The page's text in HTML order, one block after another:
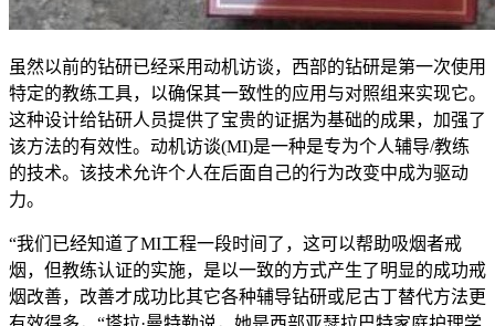
虽然以前的钻研已经采用动机访谈，西部的钻研是第一次使用
特定的教练工具，以确保其一致性的应用与对照组来实现它。
这种设计给钻研人员提供了宝贵的证据为基础的成果，加强了
该方法的有效性。动机访谈(MI)是一种是专为个人辅导/教练
的技术。该技术允许个人在后面自己的行为改变中成为驱动
力。
“我们已经知道了MI工程一段时间了，这可以帮助吸烟者戒
烟，但教练认证的实施，是以一致的方式产生了明显的成功戒
烟改善，改善才成功比其它各种辅导钻研或尼古丁替代方法更